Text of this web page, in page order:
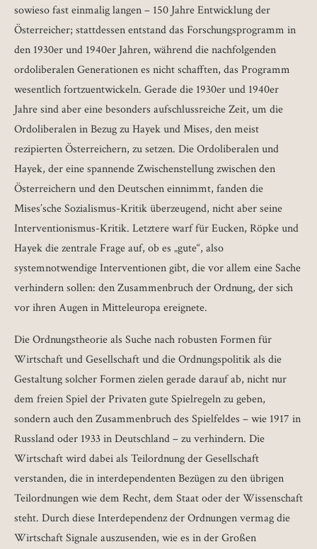
sowieso fast einmalig langen – 150 Jahre Entwicklung der
Österreicher; stattdessen entstand das Forschungsprogramm in
den 1930er und 1940er Jahren, während die nachfolgenden
ordoliberalen Generationen es nicht schafften, das Programm
wesentlich fortzuentwickeln. Gerade die 1930er und 1940er
Jahre sind aber eine besonders aufschlussreiche Zeit, um die
Ordoliberalen in Bezug zu Hayek und Mises, den meist
rezipierten Österreichern, zu setzen. Die Ordoliberalen und
Hayek, der eine spannende Zwischenstellung zwischen den
Österreichern und den Deutschen einnimmt, fanden die
Mises’sche Sozialismus-Kritik überzeugend, nicht aber seine
Interventionismus-Kritik. Letztere warf für Eucken, Röpke und
Hayek die zentrale Frage auf, ob es „gute“, also
systemnotwendige Interventionen gibt, die vor allem eine Sache
verhindern sollen: den Zusammenbruch der Ordnung, der sich
vor ihren Augen in Mitteleuropa ereignete.
Die Ordnungstheorie als Suche nach robusten Formen für
Wirtschaft und Gesellschaft und die Ordnungspolitik als die
Gestaltung solcher Formen zielen gerade darauf ab, nicht nur
dem freien Spiel der Privaten gute Spielregeln zu geben,
sondern auch den Zusammenbruch des Spielfeldes – wie 1917 in
Russland oder 1933 in Deutschland – zu verhindern. Die
Wirtschaft wird dabei als Teilordnung der Gesellschaft
verstanden, die in interdependenten Bezügen zu den übrigen
Teilordnungen wie dem Recht, dem Staat oder der Wissenschaft
steht. Durch diese Interdependenz der Ordnungen vermag die
Wirtschaft Signale auszusenden, wie es in der Großen